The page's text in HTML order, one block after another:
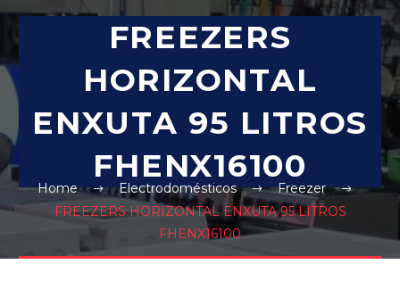
FREEZERS
HORIZONTAL
ENXUTA 95 LITROS
FHENX16100
Home Electrodomésticos
Freezer
FREEZERS HORIZONTAL ENXUTA 95 LITROS
FHENX16100